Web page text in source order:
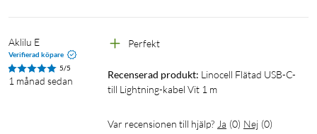
Aklilu E
Verifierad köpare
5/5
1 månad sedan
Perfekt
Recenserad produkt: Linocell Flätad USB-C-
till Lightning-kabel Vit 1 m
Var recensionen till hjälp? Ja (0) Nej (0)